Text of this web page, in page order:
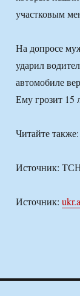
участковым
На допросе
ударил
автомобиле
Ему грозит 15
Читайте
Источник:
Источник: